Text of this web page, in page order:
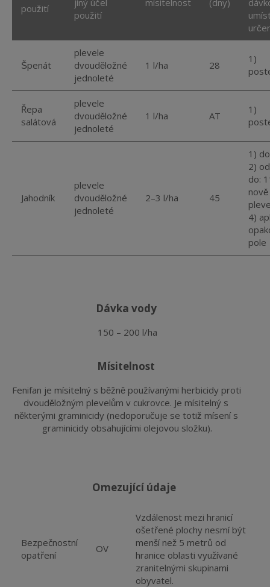
použití
jiný účel
použití
mísitelnost
(dny)
Špenát
plevele
dvouděložné
jednoleté
1 l/ha 28
1)
Řepa
salátová
plevele
dvouděložné
jednoleté
1 l/ha AT
1)
Jahodník
plevele
dvouděložné
jednoleté
2–3 l/ha 45
1)
2)
do:
4)
pole
dávka vody
150 – 200 l/ha
mísitelnost
Fenifan je mísitelný s běžně používanými herbicidy proti
dvouděložným plevelům v cukrovce. Je mísitelný s
některými graminicidy (nedoporučuje se totiž mísení s
graminicidy obsahujícími olejovou složku).
omezující údaje
Bezpečnostní
opatření
OV
Vzdálenost mezi hranicí
ošetřené plochy nesmí být
menší než 5 metrů od
hranice oblasti využívané
zranitelnými skupinami
obyvatel.